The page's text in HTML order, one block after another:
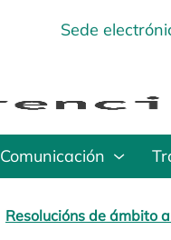
Sede
Comunicación
Resolucións de ámbito